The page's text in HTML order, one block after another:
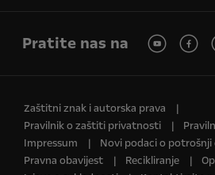
Pratite nas na
Zaštitni znak i autorska prava
Pravilnik o zaštiti privatnosti
Impressum
Novi podaci o potrošnji
Pravna obavijest
Recikliranje